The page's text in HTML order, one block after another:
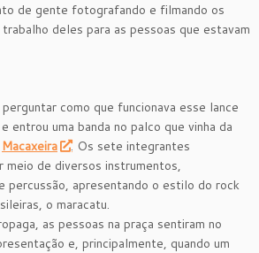
de gente fotografando e filmando os
deles para as pessoas que estavam
como que funcionava esse lance
entrou uma banda no palco que vinha da
Macaxeira
. Os sete integrantes
meio de diversos instrumentos,
percussão, apresentando o estilo do rock
o maracatu.
as pessoas na praça sentiram no
e, principalmente, quando um